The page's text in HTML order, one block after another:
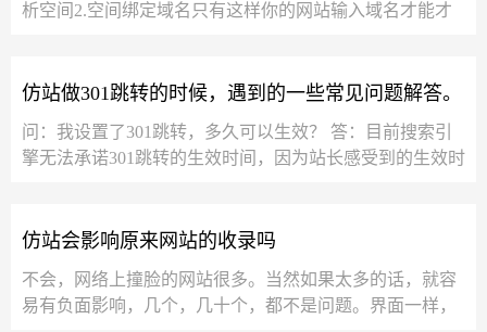
析空间2.空间绑定域名只有这样你的网站输入域名才能才
仿站做301跳转的时候，遇到的一些常见问题解答。
问：我设置了301跳转，多久可以生效？ 答：目前搜索引
擎无法承诺301跳转的生效时间，因为站长感受到的生效时
仿站会影响原来网站的收录吗
不会，网络上撞脸的网站很多。当然如果太多的话，就容
易有负面影响，几个，几十个，都不是问题。界面一样，